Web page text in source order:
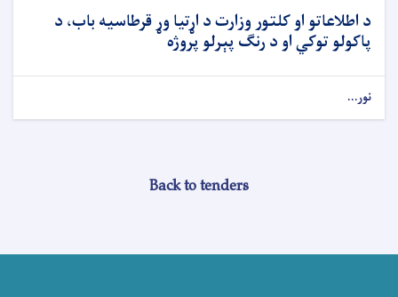
د اطلاعاتو او کلتور وزارت د اړتیا وړ قرطاسیه باب، د
پاکولو توکي او د رنګ پېرلو پروژه
نور...
Back to tenders